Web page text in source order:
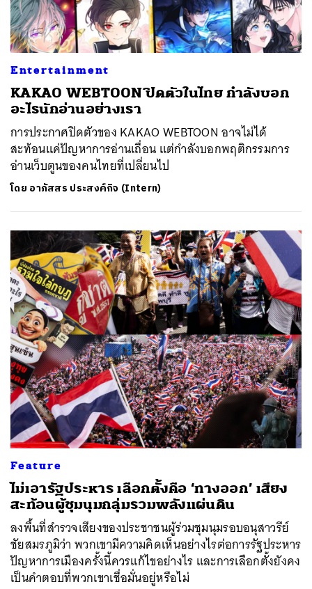
Entertainment
KAKAO WEBTOON ปิดตัวในไทย กำลังบอก
อะไรนักอ่านอย่างเรา
การประกาศปิดตัวของ KAKAO WEBTOON อาจไม่ได้
สะท้อนแค่ปัญหาการอ่านเถื่อน แต่กำลังบอกพฤติกรรมการ
อ่านเว็บตูนของคนไทยที่เปลี่ยนไป
โดย อาภัสสร ประสงค์กิจ (Intern)
Feature
ไม่เอารัฐประหาร เลือกตั้งคือ ‘ทางออก’ เสียง
สะท้อนผู้ชุมนุมกลุ่มรวมพลังแผ่นดิน
ลงพื้นที่สำรวจเสียงของประชาชนผู้ร่วมชุมนุมรอบอนุสาวรีย์
ชัยสมรภูมิว่า พวกเขามีความคิดเห็นอย่างไรต่อการรัฐประหาร
ปัญหาการเมืองครั้งนี้ควรแก้ไขอย่างไร และการเลือกตั้งยังคง
เป็นคำตอบที่พวกเขาเชื่อมั่นอยู่หรือไม่